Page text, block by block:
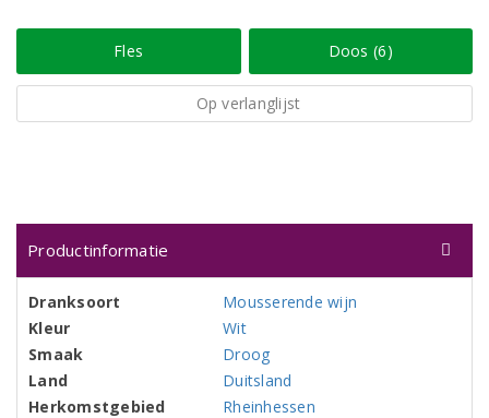
Fles Doos (6)
Op verlanglijst
Productinformatie
Dranksoort
Mousserende wijn
Kleur
Wit
Smaak
Droog
Land
Duitsland
Herkomstgebied
Rheinhessen